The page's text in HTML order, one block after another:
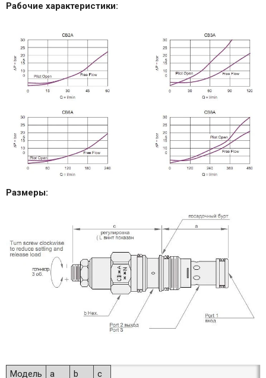
Рабочие характеристики:
Размеры:
Модель a b
c